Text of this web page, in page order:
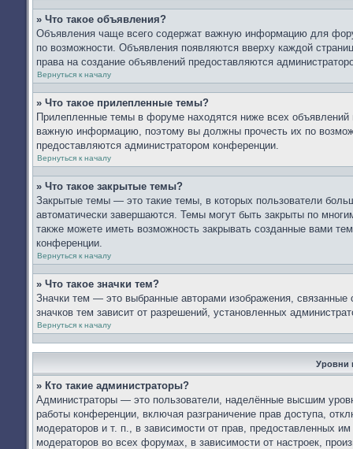
» Что такое объявления?
Объявления чаще всего содержат важную информацию для
по возможности. Объявления появляются вверху каждой
права на создание объявлений предоставляются
Вернуться к началу
» Что такое прилепленные темы?
Прилепленные темы в форуме находятся ниже всех объявлений
важную информацию, поэтому вы должны прочесть их по
предоставляются администратором конференции.
Вернуться к началу
» Что такое закрытые темы?
Закрытые темы — это такие темы, в которых пользователи
автоматически завершаются. Темы могут быть закрыты по
также можете иметь возможность закрывать созданные вами
конференции.
Вернуться к началу
» Что такое значки тем?
Значки тем — это выбранные авторами изображения,
значков тем зависит от разрешений, установленных
Вернуться к началу
Уровни
» Кто такие администраторы?
Администраторы — это пользователи, наделённые высшим
работы конференции, включая разграничение прав доступа,
модераторов и т. п., в зависимости от прав, предоставленных
модераторов во всех форумах, в зависимости от настроек,